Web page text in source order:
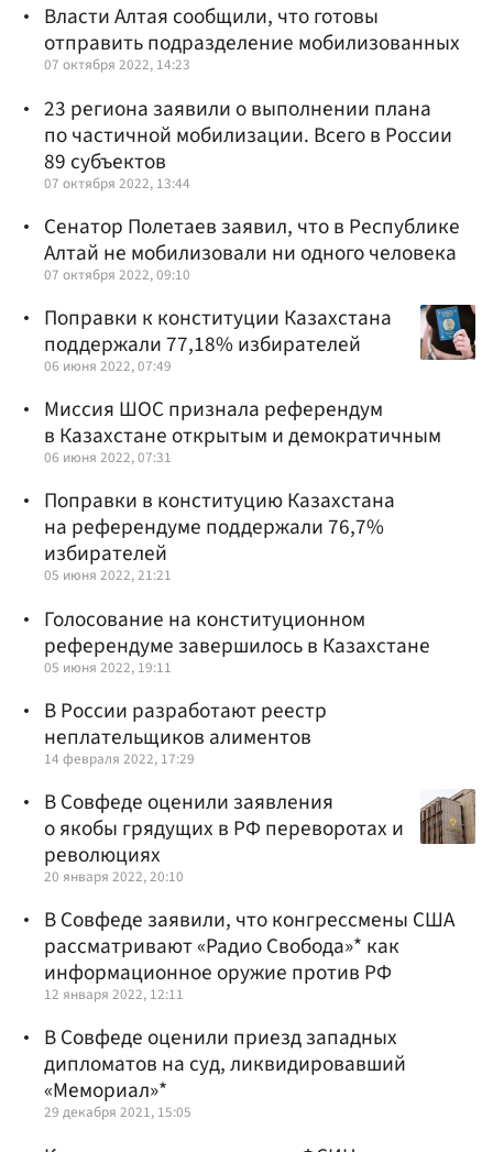
Власти Алтая сообщили, что готовы
отправить подразделение мобилизованных
07 октября 2022, 14:23
23 региона заявили о выполнении плана
по частичной мобилизации. Всего в России
89 субъектов
07 октября 2022, 13:44
Сенатор Полетаев заявил, что в Республике
Алтай не мобилизовали ни одного человека
07 октября 2022, 09:10
Поправки к конституции Казахстана
поддержали 77,18% избирателей
06 июня 2022, 07:49
Миссия ШОС признала референдум
в Казахстане открытым и демократичным
06 июня 2022, 07:31
Поправки в конституцию Казахстана
на референдуме поддержали 76,7%
избирателей
05 июня 2022, 21:21
Голосование на конституционном
референдуме завершилось в Казахстане
05 июня 2022, 19:11
В России разработают реестр
неплательщиков алиментов
14 февраля 2022, 17:29
В Совфеде оценили заявления
о якобы грядущих в РФ переворотах и
революциях
20 января 2022, 20:10
В Совфеде заявили, что конгрессмены США
рассматривают «Радио Свобода»* как
информационное оружие против РФ
12 января 2022, 12:11
В Совфеде оценили приезд западных
дипломатов на суд, ликвидировавший
«Мемориал»*
29 декабря 2021, 15:05